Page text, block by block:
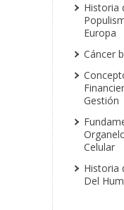
Historia
Europa
Cáncer
Gestión
Celular
Historia
Del